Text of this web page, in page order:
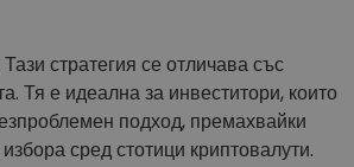
Тази стратегия се отличава със
Тя е идеална за инвеститори, които
подход, премахвайки
сред стотици криптовалути.